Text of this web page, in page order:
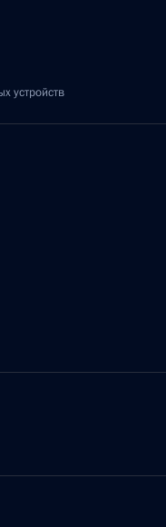
устройств